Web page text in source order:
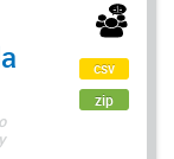
csv
zip